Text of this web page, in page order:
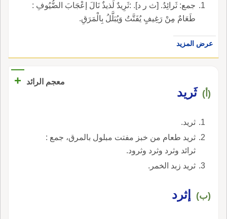
جمع: ثَرائِدُ. [ث ر د]. :ثَرِيدٌ لَذيذٌ نَالَ إعْجَابَ الضُّيُوفِ :
طَعَامٌ مِنْ رَغِيفٍ يُفَتَّتُ وَيُبَلَّلُ بِالْمَرَقِ.
عرض المزيد
معجم الرائد +
(أ) ثَريد
ثريد.
ثريد طعام من خبز مفتت مبلول بالمرق، جمع :
ثرائد وثرد وثرد وثرود.
ثريد زبد الخمر.
(ب) إثرد